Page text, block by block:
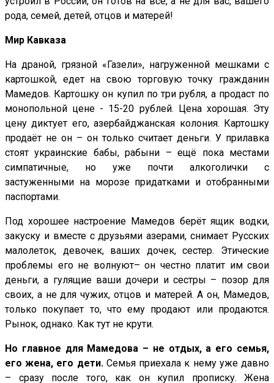
рода, семей, детей, отцов и матерей!
Мир Кавказа
На драной, грязной «Газели», нагруженной мешками с
картошкой, едет на свою торговую точку гражданин
Мамедов. Картошку он купил по три рубля, а продаст по
монопольной цене - 15-20 рублей. Цена хорошая. Эту
цену диктует его, азербайджанская колония. Картошку
продаёт не он – он только считает деньги. У прилавка
стоят украинские бабы, рабыни – ещё пока местами
симпатичные, но уже почти алкоголички с
застуженными на морозе придатками и отобранными
паспортами.
Под хорошее настроение Мамедов берёт ящик водки,
закуску и вместе с друзьями азерами, снимает Русских
малолеток, девочек, ваших дочек, сестер. Этические
проблемы его не волнуют– он честно платит им свои
деньги, а гулящие ваши дочери и сестры – позор для
своих, а не для чужих, отцов и матерей. А он, Мамедов,
только покупает то, что ему продают или продаются.
Рынок, однако. Как тут не крути.
Но главное для Мамедова – не отдых, а его семья,
его жена, его дети.Семья приехала к нему уже давно
– сразу после того, как он купил прописку. Жена